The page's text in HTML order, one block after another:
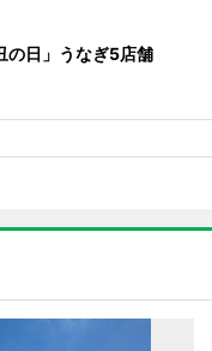
の日」うなぎ5店舗